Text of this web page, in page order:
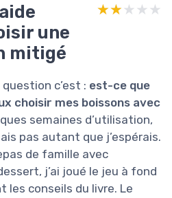
une
mitigé
★★★★★
★★★★★
c’est : est-ce que
choisir mes boissons avec
semaines d’utilisation,
pas autant que j’espérais.
de famille avec
j’ai joué le jeu à fond
les conseils du livre. Le